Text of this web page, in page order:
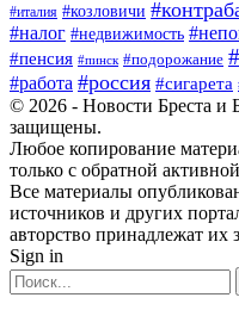
#италия #козловичи
#налог #недвижимость
#пенсия #пинск #подорожание
#работа #россия #сигарета
© 2026 - Новости Бреста и
защищены.
Любое копирование
только с обратной
Все материалы
источников и других
авторство принадлежат их
Sign in